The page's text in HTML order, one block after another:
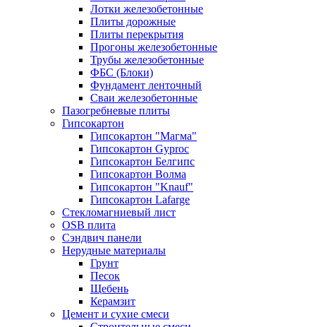
Лотки железобетонные
Плиты дорожные
Плиты перекрытия
Прогоны железобетонные
Трубы железобетонные
ФБС (Блоки)
Фундамент ленточный
Сваи железобетонные
Пазогребневые плиты
Гипсокартон
Гипсокартон "Магма"
Гипсокартон Gyproc
Гипсокартон Белгипс
Гипсокартон Волма
Гипсокартон "Knauf"
Гипсокартон Lafarge
Стекломагниевый лист
OSB плита
Сэндвич панели
Нерудные материалы
Грунт
Песок
Щебень
Керамзит
Цемент и сухие смеси